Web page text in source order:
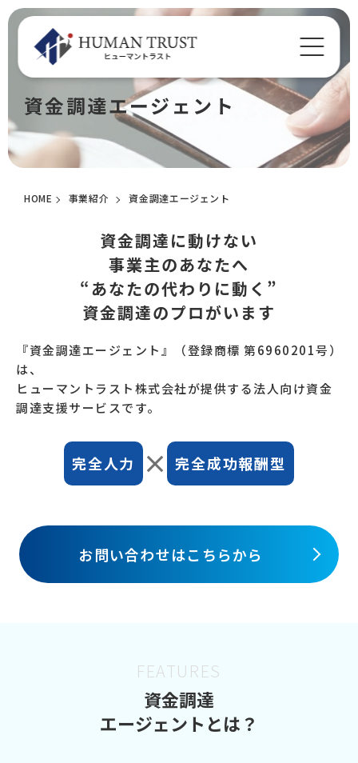
資金調達エージェント
HOME 事業紹介 資金調達エージェント
資金調達に動けない
事業主のあなたへ
“あなたの代わりに動く”
資金調達のプロがいます
『資金調達エージェント』（登録商標 第6960201号）
は、
ヒューマントラスト株式会社が提供する法人向け資金
調達支援サービスです。
完全人力 完全成功報酬型
お問い合わせはこちらから
FEATURES
資金調達
エージェントとは？